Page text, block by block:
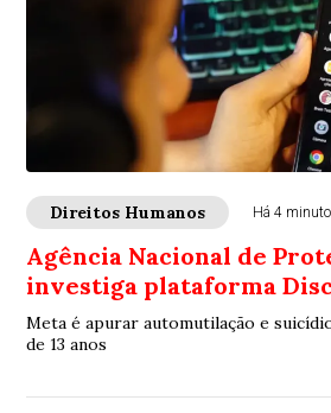
Direitos Humanos Há 4
Agência Nacional de
investiga plataforma
Meta é apurar automutilação e
de 13 anos